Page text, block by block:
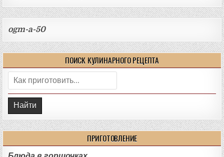
ogm-a-50
ПОИСК КУЛИНАРНОГО РЕЦЕПТА
Поиск:
ПРИГОТОВЛЕНИЕ